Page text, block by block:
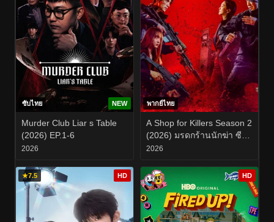
ซับไทย NEW
Murder Club Liar s Table
(2026) EP.1-6
2026
พากย์ไทย
A Shop for Killers Season 2
(2026) มรดกร้านนักฆ่า ซี
ซั่น 2 EP.1-8
2026
★7.5 HD HD